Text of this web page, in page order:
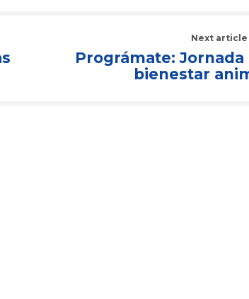
Next article
Prográmate: Jornada
bienestar